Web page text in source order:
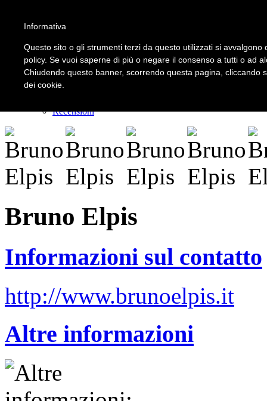
LOGIN | REGISTER
Home
Il carnevale dei delitti
Recensioni
Bruno Elpis
Informazioni sul contatto
http://www.brunoelpis.it
Altre informazioni
Informativa
Questo sito o gli strumenti terzi da questo utilizzati si
policy. Se vuoi saperne di più o negare il consenso a tutti o ad
Chiudendo questo banner, scorrendo questa pagina, cliccando
dei cookie.